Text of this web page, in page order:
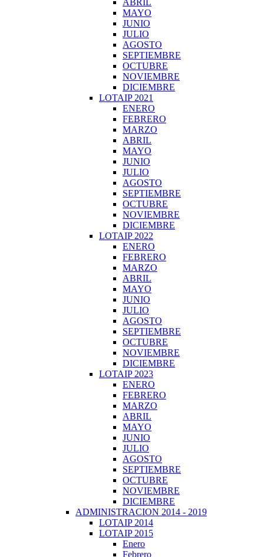
ABRIL
MAYO
JUNIO
JULIO
AGOSTO
SEPTIEMBRE
OCTUBRE
NOVIEMBRE
DICIEMBRE
LOTAIP 2021
ENERO
FEBRERO
MARZO
ABRIL
MAYO
JUNIO
JULIO
AGOSTO
SEPTIEMBRE
OCTUBRE
NOVIEMBRE
DICIEMBRE
LOTAIP 2022
ENERO
FEBRERO
MARZO
ABRIL
MAYO
JUNIO
JULIO
AGOSTO
SEPTIEMBRE
OCTUBRE
NOVIEMBRE
DICIEMBRE
LOTAIP 2023
ENERO
FEBRERO
MARZO
ABRIL
MAYO
JUNIO
JULIO
AGOSTO
SEPTIEMBRE
OCTUBRE
NOVIEMBRE
DICIEMBRE
ADMINISTRACION 2014 - 2019
LOTAIP 2014
LOTAIP 2015
Enero
Febrero